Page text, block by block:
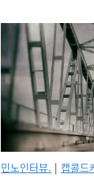
민노인터뷰. | 캡콜드